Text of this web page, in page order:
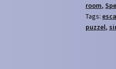
5
t/m
8
room,
Tags:
puzzel,